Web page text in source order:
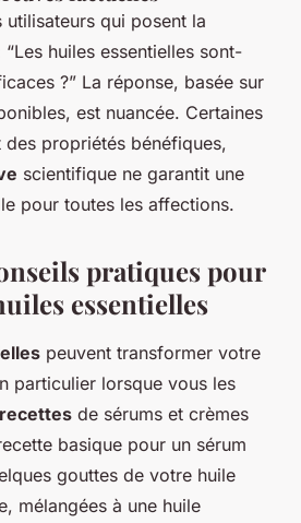
qui posent la
huiles essentielles sont-
?” La réponse, basée sur
est nuancée. Certaines
des propriétés bénéfiques,
scientifique ne garantit une
pour toutes les affections.
pratiques pour
essentielles
peuvent transformer votre
particulier lorsque vous les
recettes de sérums et crèmes
basique pour un sérum
gouttes de votre huile
mélangées à une huile